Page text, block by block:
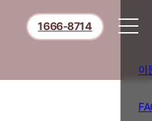
1666-8714
이